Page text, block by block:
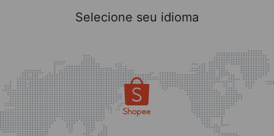
Selecione seu idioma